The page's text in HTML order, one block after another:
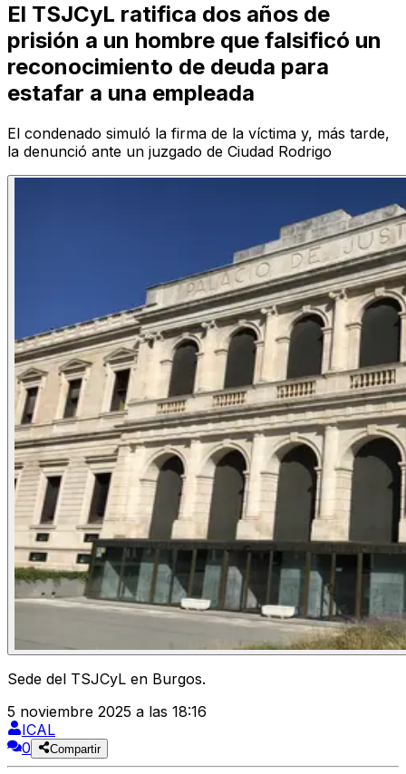
El TSJCyL ratifica dos años de
prisión a un hombre que falsificó un
reconocimiento de deuda para
estafar a una empleada
El condenado simuló la firma de la víctima y, más tarde,
la denunció ante un juzgado de Ciudad Rodrigo
Sede del TSJCyL en Burgos.
5 noviembre 2025 a las 18:16
ICAL
0
Compartir